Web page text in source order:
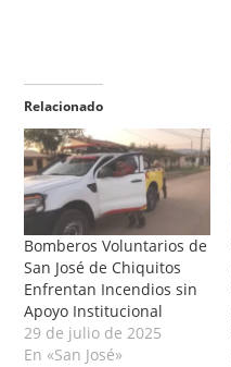
Relacionado
Bomberos Voluntarios de
San José de Chiquitos
Enfrentan Incendios sin
Apoyo Institucional
29 de julio de 2025
En «San José»